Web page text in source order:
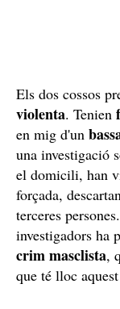
Els dos cossos
violenta. Tenien
en mig d'un
una investigació
el domicili, han
forçada,
terceres
investigadors ha
crim masclista,
que té lloc